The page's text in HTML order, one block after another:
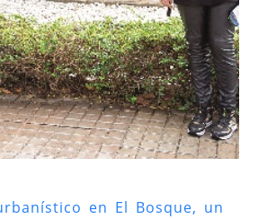
en El Bosque, un